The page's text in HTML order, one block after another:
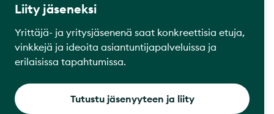
Liity jäseneksi
Yrittäjä- ja yritysjäsenenä saat konkreettisia etuja,
vinkkejä ja ideoita asiantuntijapalveluissa ja
erilaisissa tapahtumissa.
Tutustu jäsenyyteen ja liity